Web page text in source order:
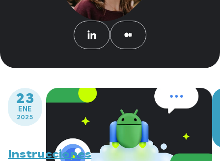
23
ENE
2025
Instrucciones